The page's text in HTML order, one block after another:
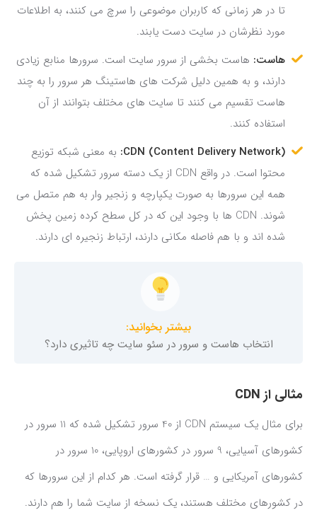
تا در هر زمانی که کاربران موضوعی را سرچ می کنند، به اطلاعات
مورد نظرشان در سایت دست یابند.
هاست: هاست بخشی از سرور سایت است. سرورها منابع زیادی
دارند، و به همین دلیل شرکت های هاستینگ هر سرور را به چند
هاست تقسیم می کنند تا سایت های مختلف بتوانند از آن
استفاده کنند.
CDN (Content Delivery Network):
به معنی شبکه توزیع
محتوا است. در واقع CDN از یک دسته سرور تشکیل شده که
همه این سرورها به صورت یکپارچه و زنجیر وار به هم متصل می
شوند. CDN ها با وجود این که در کل سطح کرده زمین پخش
شده اند و با هم فاصله مکانی دارند، ارتباط زنجیره ای دارند.
بیشتر بخوانید:
انتخاب هاست و سرور در سئو سایت چه تاثیری دارد؟
مثالی از CDN
برای مثال یک سیستم CDN از 40 سرور تشکیل شده که 11 سرور در
کشورهای آسیایی، 9 سرور در کشورهای اروپایی، 10 سرور در
کشورهای آمریکایی و … قرار گرفته است. هر کدام از این سرورها که
در کشورهای مختلف هستند، یک نسخه از سایت شما را هم دارند.